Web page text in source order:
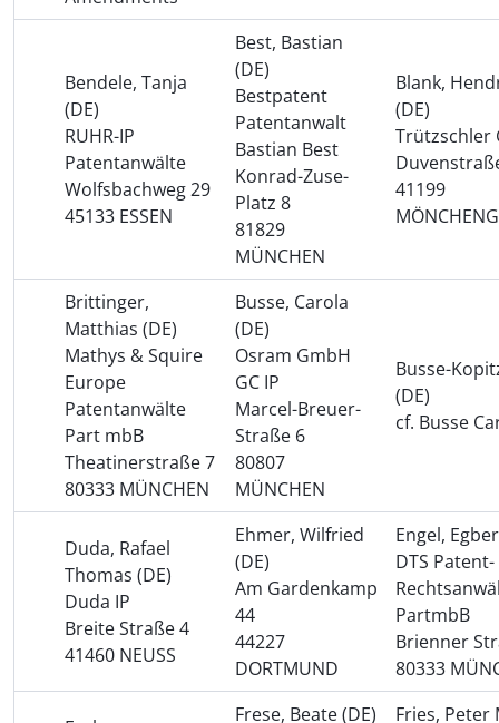
Bendele, Tanja
(DE)
RUHR-IP
Patentanwälte
Wolfsbachweg 29
45133 ESSEN
Best, Bastian
(DE)
Bestpatent
Patentanwalt
Bastian Best
Konrad-Zuse-
Platz 8
81829
MÜNCHEN
Blank,
(DE)
Trützschler
41199
Brittinger,
Matthias (DE)
Mathys & Squire
Europe
Patentanwälte
Part mbB
Theatinerstraße 7
80333 MÜNCHEN
Busse, Carola
(DE)
Osram GmbH
GC IP
Marcel-Breuer-
Straße 6
80807
MÜNCHEN
Busse-
(DE)
cf. Busse
Duda, Rafael
Thomas (DE)
Duda IP
Breite Straße 4
41460 NEUSS
Ehmer, Wilfried
(DE)
Am Gardenkamp
44
44227
DORTMUND
Engel,
DTS
PartmbB
Brienner
80333
Frese, Beate (DE) Fries, Peter